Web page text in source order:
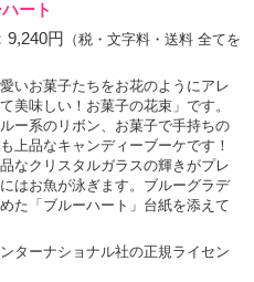
ート
円
（税・文字料・送料 全てを
いお菓子たちをお花のようにアレ
美味しい！お菓子の花束」です。
ー系のリボン、お菓子で手持ちの
上品なキャンディーブーケです！
なクリスタルガラスの輝きがプレ
はお魚が泳ぎます。ブルーグラデ
た「ブルーハート」台紙を添えて
ターナショナル社の正規ライセン